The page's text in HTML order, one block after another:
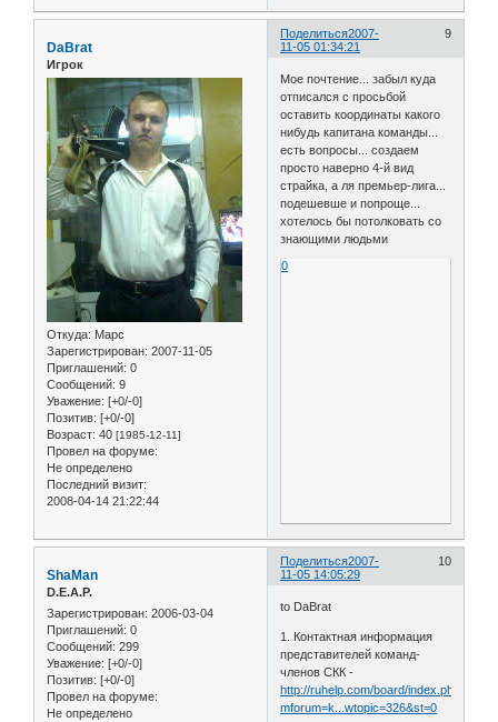
Поделиться 9
2007-
11-05 01:34:21
DaBrat
Игрок
Откуда: Марс
Зарегистрирован: 2007-11-05
Приглашений: 0
Сообщений: 9
Уважение: [+0/-0]
Позитив: [+0/-0]
Возраст: 40 [1985-12-11]
Провел на форуме:
Не определено
Последний визит:
2008-04-14 21:22:44
Мое почтение... забыл куда
отписался с просьбой
оставить координаты какого
нибудь капитана команды...
есть вопросы... создаем
просто наверно 4-й вид
страйка, а ля премьер-лига...
подешевше и попроще...
хотелось бы потолковать со
знающими людьми
0
Поделиться 10
2007-
11-05 14:05:29
ShaMan
D.E.A.P.
Зарегистрирован: 2006-03-04
Приглашений: 0
Сообщений: 299
Уважение: [+0/-0]
Позитив: [+0/-0]
Провел на форуме:
Не определено
to DaBrat
1. Контактная информация
представителей команд-
членов СКК -
http://ruhelp.com/board/index.php?
mforum=k...wtopic=326&st=0